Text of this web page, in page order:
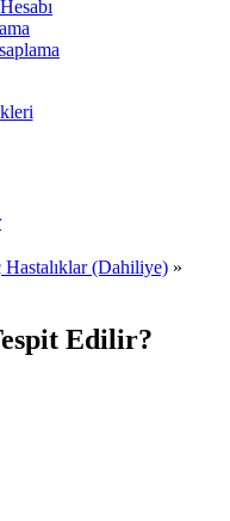
Hastalıklar (Dahiliye) »
Edilir?